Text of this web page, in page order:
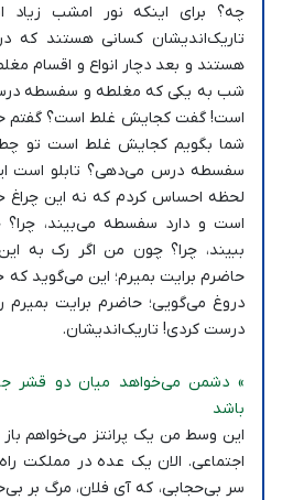
چه؟ برای اینکه نور امشب زیاد
تاریک‌اندیشان کسانی هستند که
هستند و بعد دچار انواع و اقسام
شب به یکی که مغلطه و سفسطه
است! گفت کجایش غلط است؟ گفتم
شما بگویم کجایش غلط است تو
سفسطه درس می‌دهی؟ تابلو است
لحظه احساس کردم که نه این
است و دارد سفسطه می‌بیند،
ببیند، چرا؟ چون من اگر رک به
حاضرم برایت بمیرم؛ این می‌گوید
دروغ می‌گویی؛ حاضرم برایت
درست کردی! تاریک‌اندیشان.
» دشمن می‌خواهد میان دو قشر
باشد
این وسط من یک پرانتز می‌خواهم
اجتماعی. الان یک عده در مملکت راه
سر بی‌حجابی، که آی فلان، مرگ بر